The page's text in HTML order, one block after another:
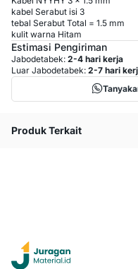
kabel Serabut isi 3
tebal Serabut Total = 1.5 mm
kulit warna Hitam
Estimasi Pengiriman
Jabodetabek: 2-4 hari kerja
Luar Jabodetabek: 2-7 hari
Produk Terkait